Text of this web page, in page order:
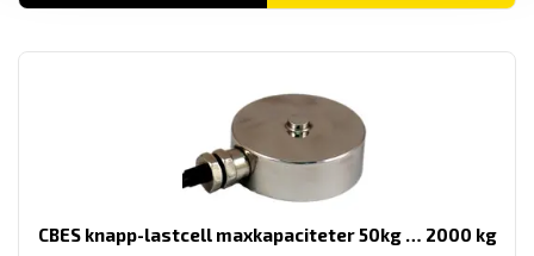
CBES knapp-lastcell maxkapaciteter 50kg … 2000 kg